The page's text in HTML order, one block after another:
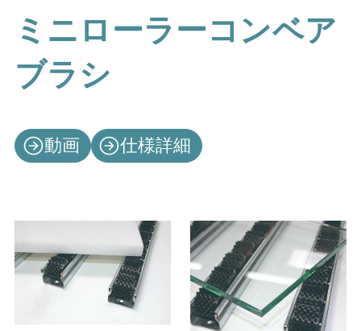
ミニローラーコンベア
ブラシ
動画 仕様詳細